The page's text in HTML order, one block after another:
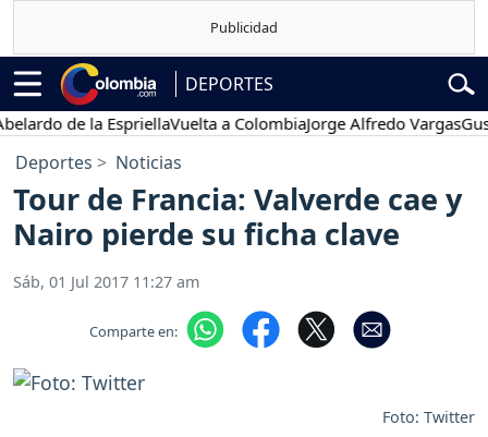
DEPORTES
de la EspriellaVuelta a ColombiaJorge Alfredo Vargas
Deportes Noticias
Tour de Francia: Valverde cae y
Nairo pierde su ficha clave
Sáb, 01 Jul 2017 11:27 am
Comparte en:
Foto: Twitter